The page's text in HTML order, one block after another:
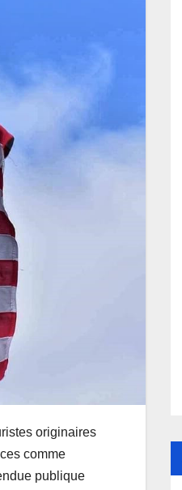
originaires
comme
publique